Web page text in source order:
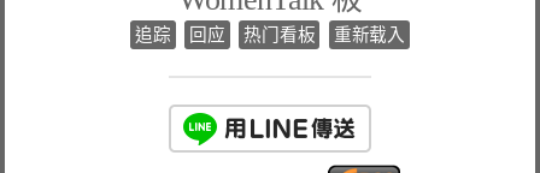
追踪 回应 热门看板 重新载入